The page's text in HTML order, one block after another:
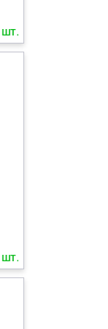
шт.
шт.